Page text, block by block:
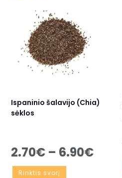
Ispaninio šalavijo (Chia)
sėklos
2.70€ – 6.90€
Rinktis svorį